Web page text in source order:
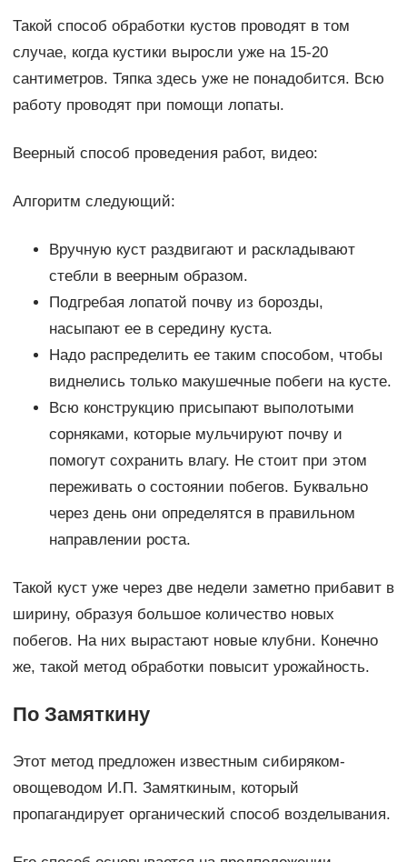
Такой способ обработки кустов проводят в том
случае, когда кустики выросли уже на 15-20
сантиметров. Тяпка здесь уже не понадобится. Всю
работу проводят при помощи лопаты.
Веерный способ проведения работ, видео:
Алгоритм следующий:
Вручную куст раздвигают и раскладывают
стебли в веерным образом.
Подгребая лопатой почву из борозды,
насыпают ее в середину куста.
Надо распределить ее таким способом, чтобы
виднелись только макушечные побеги на кусте.
Всю конструкцию присыпают выполотыми
сорняками, которые мульчируют почву и
помогут сохранить влагу. Не стоит при этом
переживать о состоянии побегов. Буквально
через день они определятся в правильном
направлении роста.
Такой куст уже через две недели заметно прибавит в
ширину, образуя большое количество новых
побегов. На них вырастают новые клубни. Конечно
же, такой метод обработки повысит урожайность.
По Замяткину
Этот метод предложен известным сибиряком-
овощеводом И.П. Замяткиным, который
пропагандирует органический способ возделывания.